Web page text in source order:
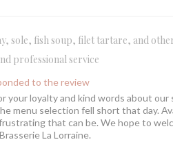
sole, fish soup, filet tartare, and
professional service
to the review
your loyalty and kind words about our
menu selection fell short that day.
that can be. We hope to
La Lorraine.